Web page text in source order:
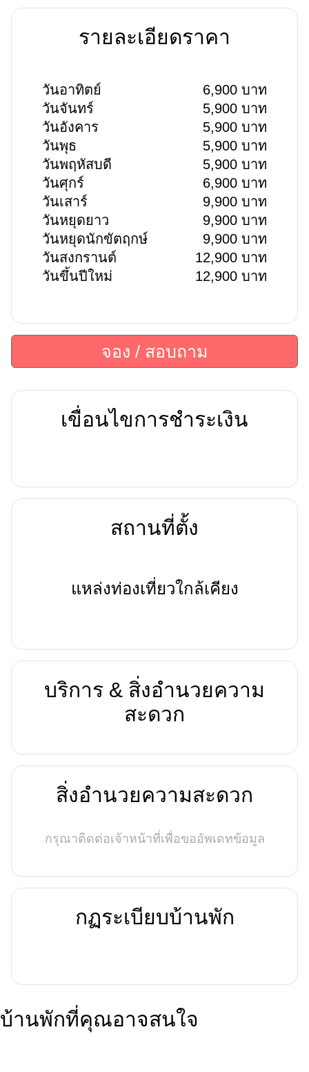
รายละเอียดราคา
วันอาทิตย์
6,900 บาท
วันจันทร์
5,900 บาท
วันอังคาร
5,900 บาท
วันพุธ
5,900 บาท
วันพฤหัสบดี
5,900 บาท
วันศุกร์
6,900 บาท
วันเสาร์
9,900 บาท
วันหยุดยาว
9,900 บาท
วันหยุดนักขัตฤกษ์
9,900 บาท
วันสงกรานต์
12,900 บาท
วันขึ้นปีใหม่
12,900 บาท
จอง / สอบถาม
เขื่อนไขการชำระเงิน
สถานที่ตั้ง
แหล่งท่องเที่ยวใกล้เคียง
บริการ & สิ่งอำนวยความ
สะดวก
สิ่งอำนวยความสะดวก
กรุณาติดต่อเจ้าหน้าที่เพื่อขออัพเดทข้อมูล
กฏระเบียบบ้านพัก
บ้านพักที่คุณอาจสนใจ